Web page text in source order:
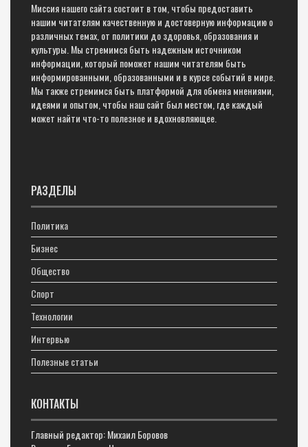
Миссия нашего сайта состоит в том, чтобы предоставить
нашим читателям качественную и достоверную информацию о
различных темах, от политики до здоровья, образования и
культуры. Мы стремимся быть надежным источником
информации, который поможет нашим читателям быть
информированными, образованными и в курсе событий в мире.
Мы также стремимся быть платформой для обмена мнениями,
идеями и опытом, чтобы наш сайт был местом, где каждый
может найти что-то полезное и вдохновляющее.
РАЗДЕЛЫ
Политика
Бизнес
Общество
Спорт
Технологии
Интервью
Полезные статьи
КОНТАКТЫ
Главный редактор: Михаил Боровов